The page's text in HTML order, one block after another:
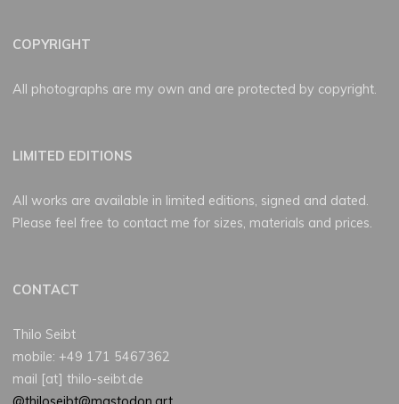
COPYRIGHT
All photographs are my own and are protected by copyright.
LIMITED EDITIONS
All works are available in limited editions, signed and dated.
Please feel free to contact me for sizes, materials and prices.
CONTACT
Thilo Seibt
mobile: +49 171 5467362
mail [at] thilo-seibt.de